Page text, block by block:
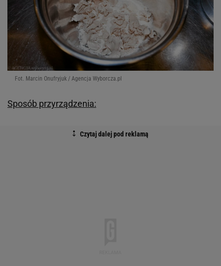
Fot. Marcin Onufryjuk / Agencja Wyborcza.pl
Sposób przyrządzenia: